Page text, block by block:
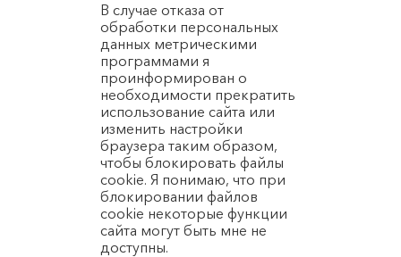
В случае отказа от
обработки персональных
данных метрическими
программами я
проинформирован о
необходимости прекратить
использование сайта или
изменить настройки
браузера таким образом,
чтобы блокировать файлы
cookie. Я понимаю, что при
блокировании файлов
cookie некоторые функции
сайта могут быть мне не
доступны.